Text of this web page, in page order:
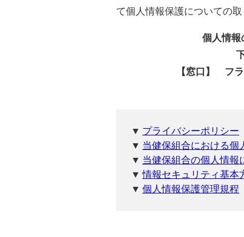
て個人情報保護についての
個人情報
【窓口】 フ
▼ プライバシーポリシー
▼ 当健保組合における個
▼ 当健保組合の個人情報
▼情報セキュリティ基本
▼ 個人情報保護管理規程